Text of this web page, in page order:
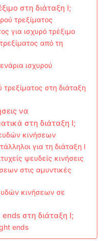
στη διάταξη I;
τρεξίματος
για ισχυρό τρέξιμο
από τη
ισχυρού
στη διάταξη
να
στη διάταξη I;
κινήσεων
για τη διάταξη I
ψευδείς κινήσεις
στις αμυντικές
κινήσεων σε
στη διάταξη I;
ends